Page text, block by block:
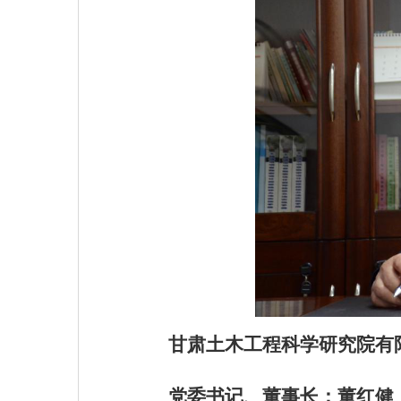
甘肃土木工程科学研究院有
党委书记、董事长：董红健